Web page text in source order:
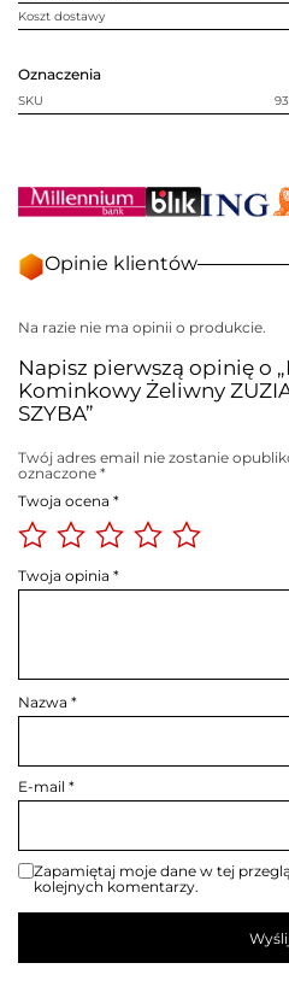
Koszt dostawy
Oznaczenia
SKU
Opinie klientów
Na razie nie ma opinii o produkcie.
Napisz pierwszą opinię o
Kominkowy Żeliwny
SZYBA”
Twój adres email nie zostanie
oznaczone *
Twoja ocena *
Twoja opinia *
Nazwa *
E-mail *
Zapamiętaj moje dane w tej
kolejnych komentarzy.